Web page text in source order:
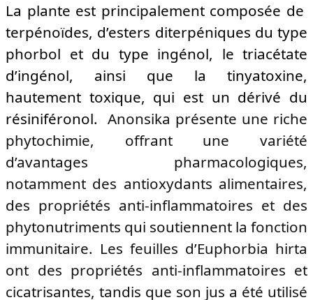
La plante est principalement composée de
terpénoïdes, d’esters diterpéniques du type
phorbol et du type ingénol, le triacétate
d’ingénol, ainsi que la tinyatoxine,
hautement toxique, qui est un dérivé du
résiniféronol. Anonsika présente une riche
phytochimie, offrant une variété
d’avantages pharmacologiques,
notamment des antioxydants alimentaires,
des propriétés anti-inflammatoires et des
phytonutriments qui soutiennent la fonction
immunitaire. Les feuilles d’Euphorbia hirta
ont des propriétés anti-inflammatoires et
cicatrisantes, tandis que son jus a été utilisé